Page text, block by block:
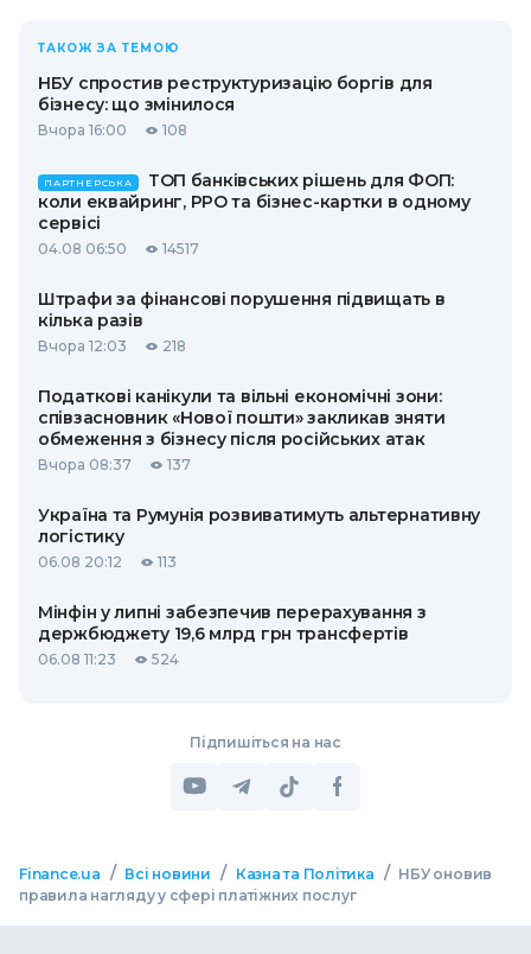
ТАКОЖ ЗА ТЕМОЮ
НБУ спростив реструктуризацію боргів для
бізнесу: що змінилося
Вчора 16:00 108
ПАРТНЕРСЬКА
ТОП банківських рішень для ФОП:
коли еквайринг, РРО та бізнес-картки в одному
сервісі
04.08 06:50 14517
Штрафи за фінансові порушення підвищать в
кілька разів
Вчора 12:03 218
Податкові канікули та вільні економічні зони:
співзасновник «Нової пошти» закликав зняти
обмеження з бізнесу після російських атак
Вчора 08:37 137
Україна та Румунія розвиватимуть альтернативну
логістику
06.08 20:12 113
Мінфін у липні забезпечив перерахування з
держбюджету 19,6 млрд грн трансфертів
06.08 11:23 524
Підпишіться на нас
Finance.ua / Всі новини / Казна та Політика / НБУ оновив
правила нагляду у сфері платіжних послуг